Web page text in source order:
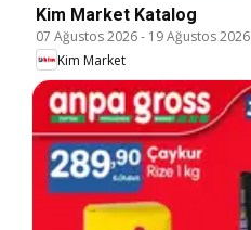
Kim Market Katalog
07 Ağustos 2026- 19 Ağustos 2026
Kim Market